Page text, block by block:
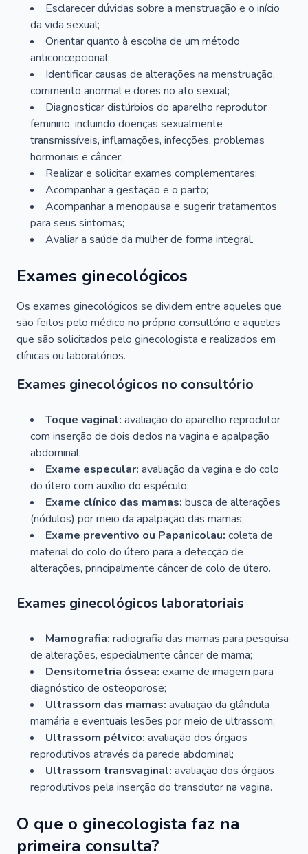
Esclarecer dúvidas sobre a menstruação e o início
da vida sexual;
Orientar quanto à escolha de um método
anticoncepcional;
Identificar causas de alterações na menstruação,
corrimento anormal e dores no ato sexual;
Diagnosticar distúrbios do aparelho reprodutor
feminino, incluindo doenças sexualmente
transmissíveis, inflamações, infecções, problemas
hormonais e câncer;
Realizar e solicitar exames complementares;
Acompanhar a gestação e o parto;
Acompanhar a menopausa e sugerir tratamentos
para seus sintomas;
Avaliar a saúde da mulher de forma integral.
Exames ginecológicos
Os exames ginecológicos se dividem entre aqueles que
são feitos pelo médico no próprio consultório e aqueles
que são solicitados pelo ginecologista e realizados em
clínicas ou laboratórios.
Exames ginecológicos no consultório
Toque vaginal: avaliação do aparelho reprodutor
com inserção de dois dedos na vagina e apalpação
abdominal;
Exame especular: avaliação da vagina e do colo
do útero com auxílio do espéculo;
Exame clínico das mamas: busca de alterações
(nódulos) por meio da apalpação das mamas;
Exame preventivo ou Papanicolau: coleta de
material do colo do útero para a detecção de
alterações, principalmente câncer de colo de útero.
Exames ginecológicos laboratoriais
Mamografia: radiografia das mamas para pesquisa
de alterações, especialmente câncer de mama;
Densitometria óssea: exame de imagem para
diagnóstico de osteoporose;
Ultrassom das mamas: avaliação da glândula
mamária e eventuais lesões por meio de ultrassom;
Ultrassom pélvico: avaliação dos órgãos
reprodutivos através da parede abdominal;
Ultrassom transvaginal: avaliação dos órgãos
reprodutivos pela inserção do transdutor na vagina.
O que o ginecologista faz na
primeira consulta?